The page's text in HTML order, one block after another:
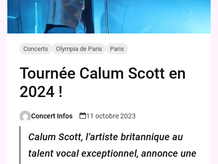
Concerts Olympia de Paris Paris
Tournée Calum Scott en
2024 !
Posted
Concert Infos 11 octobre 2023
Calum Scott, l’artiste britannique au
talent vocal exceptionnel, annonce une